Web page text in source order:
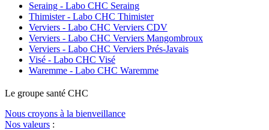
Seraing - Labo CHC Seraing
Thimister - Labo CHC Thimister
Verviers - Labo CHC Verviers CDV
Verviers - Labo CHC Verviers Mangombroux
Verviers - Labo CHC Verviers Prés-Javais
Visé - Labo CHC Visé
Waremme - Labo CHC Waremme
Le groupe santé CHC
Nous croyons à la bienveillance
Nos valeurs :